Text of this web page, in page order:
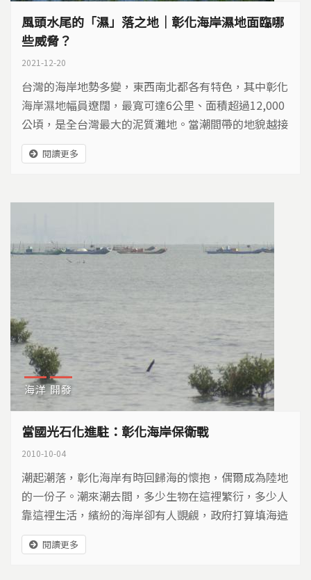
風頭水尾的「濕」落之地｜彰化海岸濕地面臨哪
些威脅？
2021-12-20
台灣的海岸地勢多變，東西南北都各有特色，其中彰化
海岸濕地幅員遼闊，最寬可達6公里、面積超過12,000
公頃，是全台灣最大的泥質灘地。當潮間帶的地貌越接
近原始泥灘地的模樣時，生態也越精彩。但是這片廣袤
的泥灘地，多年來卻飽受工業開發、外來植物入侵等問
閱讀更多
海洋 開發
當國光石化進駐：彰化海岸保衛戰
2010-10-04
潮起潮落，彰化海岸有時回歸海的懷抱，偶爾成為陸地
的一份子。潮來潮去間，多少生物在這裡繁衍，多少人
靠這裡生活，繽紛的海岸卻有人覬覦，政府打算填海造
陸設置石化廠，台灣西海岸最大一片潮間帶，陷入存亡
保衛戰…
閱讀更多